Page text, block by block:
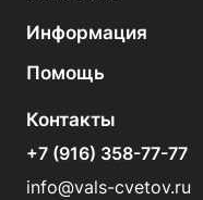
Информация
Помощь
Контакты
+7 (916) 358-77-77
info@vals-cvetov.ru